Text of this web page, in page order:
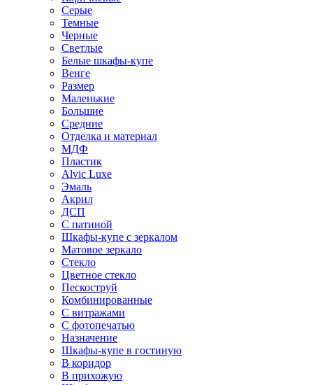
Серые
Темные
Черные
Светлые
Белые шкафы-купе
Венге
Размер
Маленькие
Большие
Средние
Отделка и материал
МДФ
Пластик
Alvic Luxe
Эмаль
Акрил
ДСП
С патиной
Шкафы-купе с зеркалом
Матовое зеркало
Стекло
Цветное стекло
Пескоструй
Комбинированные
С витражами
С фотопечатью
Назначение
Шкафы-купе в гостиную
В коридор
В прихожую